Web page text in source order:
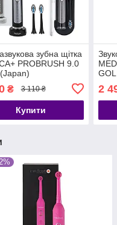
зубна щітка
PROBRUSH 9.0
₴ 3 110 ₴
Купити
2